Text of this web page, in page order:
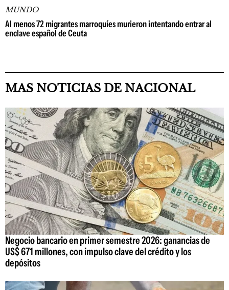
MUNDO
Al menos 72 migrantes marroquíes murieron intentando entrar al
enclave español de Ceuta
MAS NOTICIAS DE NACIONAL
Negocio bancario en primer semestre 2026: ganancias de
US$ 671 millones, con impulso clave del crédito y los
depósitos